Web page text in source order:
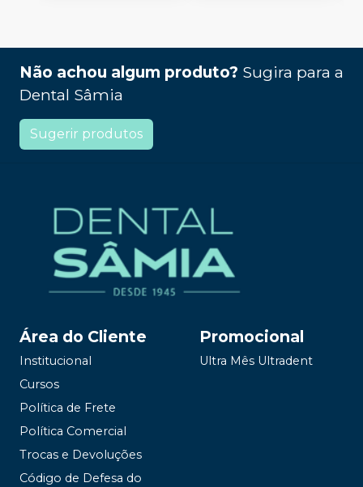
Não achou algum produto? Sugira para a
Dental Sâmia
Sugerir produtos
Área do Cliente
Institucional
Cursos
Política de Frete
Política Comercial
Trocas e Devoluções
Código de Defesa do
Promocional
Ultra Mês Ultradent